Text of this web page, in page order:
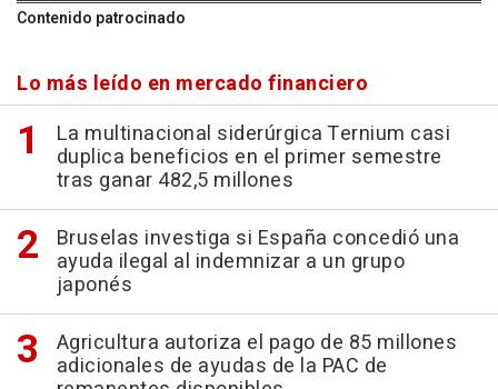
Contenido patrocinado
Lo más leído en mercado financiero
La multinacional siderúrgica Ternium casi
duplica beneficios en el primer semestre
tras ganar 482,5 millones
Bruselas investiga si España concedió una
ayuda ilegal al indemnizar a un grupo
japonés
Agricultura autoriza el pago de 85 millones
adicionales de ayudas de la PAC de